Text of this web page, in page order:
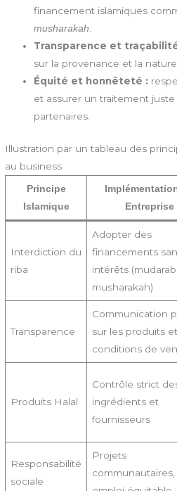
financement islamiques
musharakah.
Transparence et
sur la provenance et la
Équité et honnêteté :
et assurer un traitement
partenaires.
Illustration par un tableau des
au business
Principe
Islamique
Entreprise
Interdiction du
riba
Adopter des
financements
intérêts
musharakah)
Transparence
Communication
sur les produits et
conditions de
Produits Halal
Contrôle strict
ingrédients et
fournisseurs
Responsabilité
sociale
Projets
communautaires,